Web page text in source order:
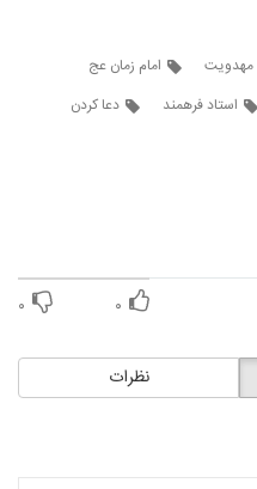
مهدویت
امام زمان عج
استاد فرهمند
دعا کردن
۰ ۰
نظرات